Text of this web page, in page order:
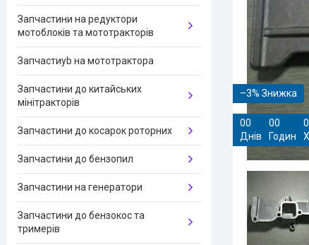
–3%
00
Днів
00
Годин
0
Запчастини на редуктори
мотоблоків та мототракторів
Запчастиyb на мототрактора
Запчастини до китайських
мінітракторів
Запчастини до косарок роторних
Запчастини до бензопил
Запчастини на генератори
Запчастини до бензокос та
тримерів